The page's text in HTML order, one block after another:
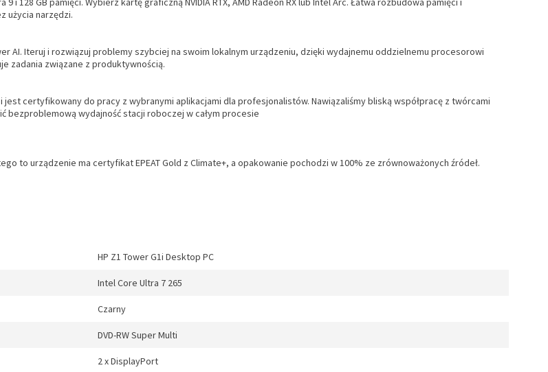
użycia narzędzi.
AI. Iteruj i rozwiązuj problemy szybciej na swoim lokalnym urządzeniu, dzięki wydajnemu oddzielnemu procesorowi
zadania związane z produktywnością.
certyfikowany do pracy z wybranymi aplikacjami dla profesjonalistów. Nawiązaliśmy bliską współpracę z twórcami
bezproblemową wydajność stacji roboczej w całym procesie
to urządzenie ma certyfikat EPEAT Gold z Climate+, a opakowanie pochodzi w 100% ze zrównoważonych źródeł.
HP Z1 Tower G1i Desktop PC
Intel Core Ultra 7 265
Czarny
DVD-RW Super Multi
2 x DisplayPort